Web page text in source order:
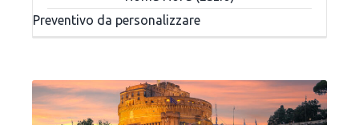
Preventivo da personalizzare